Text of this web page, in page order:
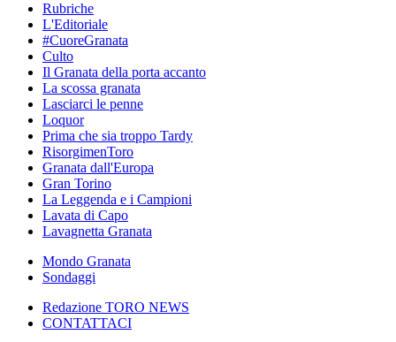
Rubriche
L'Editoriale
#CuoreGranata
Culto
Il Granata della porta accanto
La scossa granata
Lasciarci le penne
Loquor
Prima che sia troppo Tardy
RisorgimenToro
Granata dall'Europa
Gran Torino
La Leggenda e i Campioni
Lavata di Capo
Lavagnetta Granata
Mondo Granata
Sondaggi
Redazione TORO NEWS
CONTATTACI